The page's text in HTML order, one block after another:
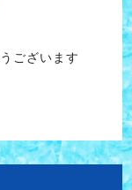
ございます